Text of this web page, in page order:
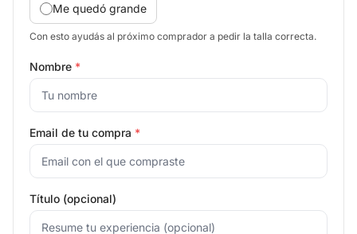
Me quedó grande
Con esto ayudás al próximo comprador a pedir la talla correcta.
Nombre *
Email de tu compra *
Título (opcional)